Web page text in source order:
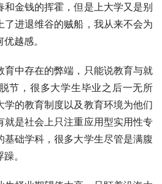
和金钱的挥霍，但是上大学又是别
了进退维谷的贼船，我从来不会为
越感。
育中存在的弊端，只能说教育与就
节，很多大学生毕业之后一无所
学的教育制度以及教育环境为他们
就是社会上只注重应用型实用性专
基础学科，很多大学生尽管是满腹
。